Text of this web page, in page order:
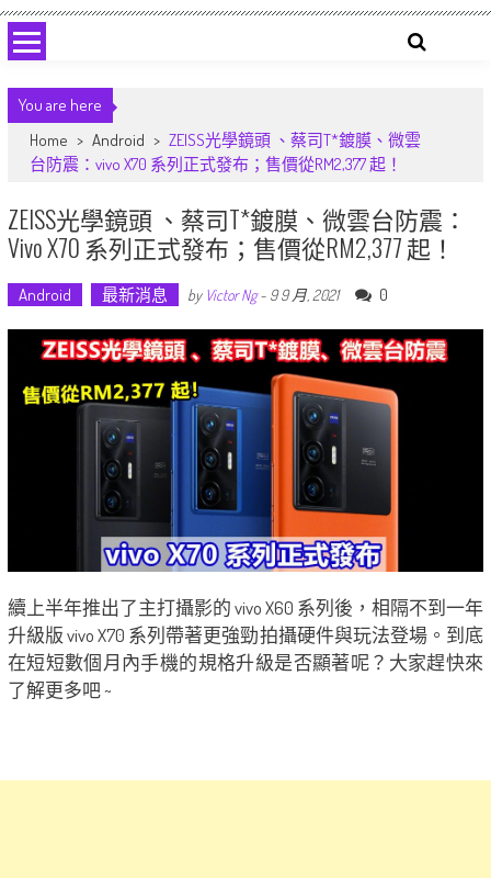
You are here
Home > Android > ZEISS光學鏡頭 、蔡司T*鍍膜、微雲
台防震：vivo X70 系列正式發布；售價從RM2,377 起！
ZEISS光學鏡頭 、蔡司T*鍍膜、微雲台防震：
Vivo X70 系列正式發布；售價從RM2,377 起！
Android 最新消息 by Victor Ng- 9 9 月, 2021 0
續上半年推出了主打攝影的 vivo X60 系列後，相隔不到一年
升級版 vivo X70 系列帶著更強勁拍攝硬件與玩法登場。到底
在短短數個月內手機的規格升級是否顯著呢？大家趕快來
了解更多吧 ~